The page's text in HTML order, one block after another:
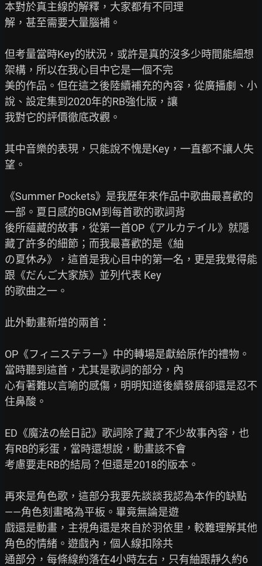
本對於真主線的解釋，大家都有不同理
解，甚至需要大量腦補。
但考量當時Key的狀況，或許是真的沒多少時間能細想
架構，所以在我心目中它是一個不完
美的作品。但在這之後陸續補充的內容，從廣播劇、小
說、設定集到2020年的RB強化版，讓
我對它的評價徹底改觀。
其中音樂的表現，只能說不愧是Key，一直都不讓人失
望。
《Summer Pockets》是我歷年來作品中歌曲最喜歡的
一部。夏日感的BGM到每首歌的歌詞背
後所蘊藏的故事，從第一首OP《アルカテイル》就隱
藏了許多的細節；而我最喜歡的是《紬
の夏休み》，這首是我心目中的第一名，更是我覺得能
跟《だんご大家族》並列代表 Key
的歌曲之一。
此外動畫新增的兩首：
OP《フィニステラー》中的轉場是獻給原作的禮物。
當時聽到這首，尤其是歌詞的部分，內
心有著難以言喻的感傷，明明知道後續發展卻還是忍不
住鼻酸。
ED《魔法の絵日記》歌詞除了藏了不少故事內容，也
有RB的彩蛋，當時還想說，動畫該不會
考慮要走RB的結局？但還是2018的版本。
再來是角色歌，這部分我要先談談我認為本作的缺點
——角色刻畫略為平板。畢竟無論是遊
戲還是動畫，主視角還是來自於羽依里，較難理解其他
角色的情緒。遊戲內，個人線扣除共
通部分，每條線約落在4小時左右，只有紬跟靜久約6